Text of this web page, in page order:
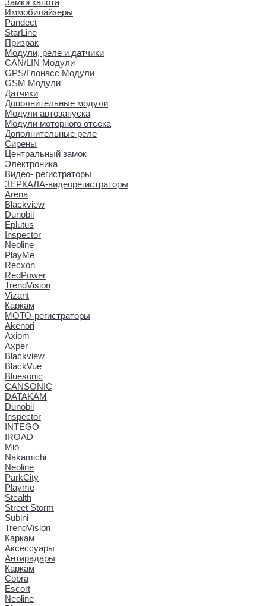
Иммобилайзеры
Pandect
StarLine
Призрак
Модули, реле и датчики
CAN/LIN Модули
GPS/Глонасс Модули
GSM Модули
Датчики
Дополнительные модули
Модули автозапуска
Модули моторного отсека
Дополнительные реле
Сирены
Центральный замок
Электроника
Видео- регистраторы
ЗЕРКАЛА-видеорегистраторы
Arena
Blackview
Dunobil
Eplutus
Inspector
Neoline
PlayMe
Recxon
RedPower
TrendVision
Vizant
Каркам
МОТО-регистраторы
Akenori
Axiom
Axper
Blackview
BlackVue
Bluesonic
CANSONIC
DATAKAM
Dunobil
Inspector
INTEGO
IROAD
Mio
Nakamichi
Neoline
ParkCity
Playme
Stealth
Street Storm
Subini
TrendVision
Каркам
Аксессуары
Антирадары
Каркам
Cobra
Escort
Neoline